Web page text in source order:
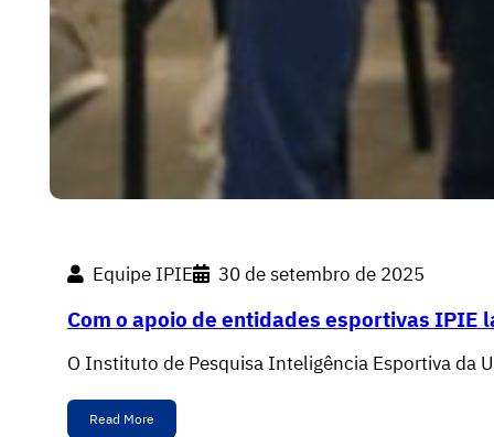
Equipe IPIE 30 de setembro de 2025
Com o apoio de entidades esportivas IPIE
O Instituto de Pesquisa Inteligência Esportiva da
Read More